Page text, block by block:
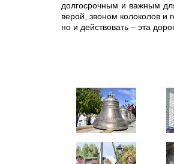
долгосрочным и важным
верой, звоном колоколов и
но и действовать – эта